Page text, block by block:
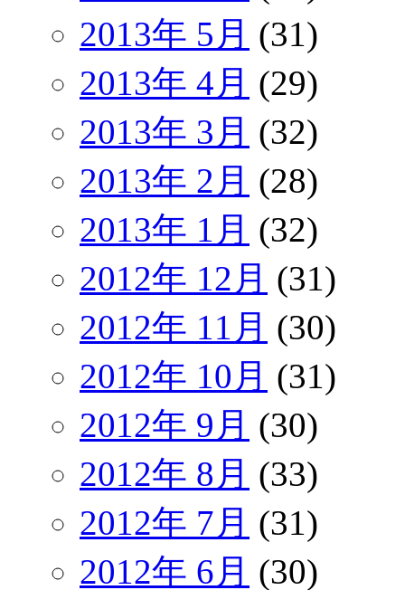
2013年 5月 (31)
2013年 4月 (29)
2013年 3月 (32)
2013年 2月 (28)
2013年 1月 (32)
2012年 12月 (31)
2012年 11月 (30)
2012年 10月 (31)
2012年 9月 (30)
2012年 8月 (33)
2012年 7月 (31)
2012年 6月 (30)